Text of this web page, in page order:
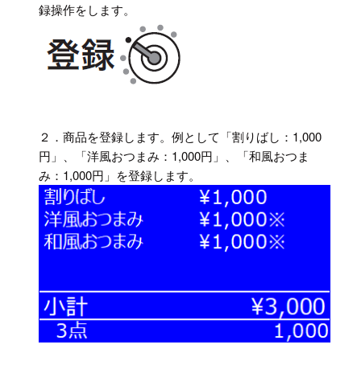
録操作をします。
２．商品を登録します。例として「割りばし：1,000
円」、「洋風おつまみ：1,000円」、「和風おつま
み：1,000円」を登録します。